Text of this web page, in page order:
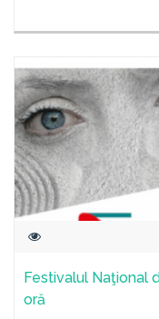
Festivalul Naţional
oră